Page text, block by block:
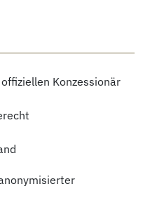
Konzessionär